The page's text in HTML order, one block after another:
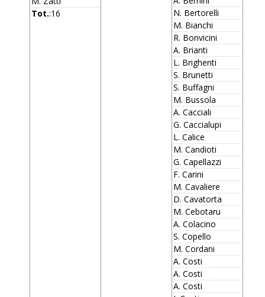
Tot.:16
N. Bertorelli
M. Bianchi
R. Bonvicini
A. Brianti
L. Brighenti
S. Brunetti
S. Buffagni
M. Bussola
A. Cacciali
G. Caccialupi
L. Calice
M. Candioti
G. Capellazzi
F. Carini
M. Cavaliere
D. Cavatorta
M. Cebotaru
A. Colacino
S. Copello
M. Cordani
A. Costi
A. Costi
A. Costi